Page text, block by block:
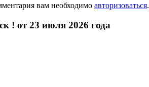
вам необходимо авторизоваться.
! от 23 июля 2026 года